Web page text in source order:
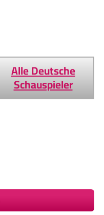
Alle Deutsche
Schauspieler